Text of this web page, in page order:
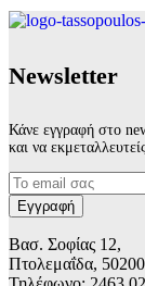
Νewsletter
Κάνε εγγραφή στο
και να
Βασ. Σοφίας 12,
Πτολεμαΐδα, 50200